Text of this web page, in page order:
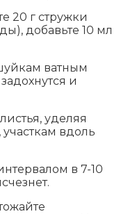
20 г стружки
добавьте 10 мл
ватным
и
уделяя
вдоль
в 7-10